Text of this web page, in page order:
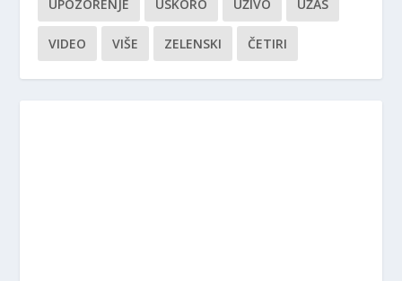
UPOZORENJE USKORO UŽIVO UŽAS
VIDEO VIŠE ZELENSKI ČETIRI